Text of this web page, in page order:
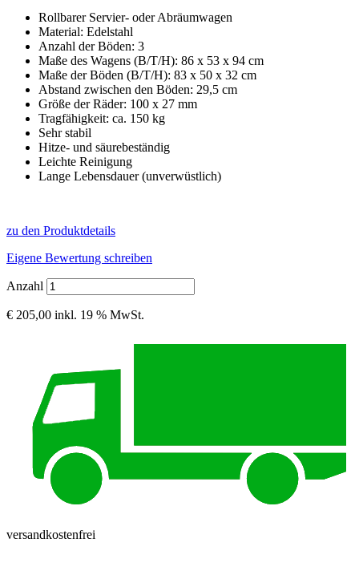
Rollbarer Servier- oder Abräumwagen
Material: Edelstahl
Anzahl der Böden: 3
Maße des Wagens (B/T/H): 86 x 53 x 94 cm
Maße der Böden (B/T/H): 83 x 50 x 32 cm
Abstand zwischen den Böden: 29,5 cm
Größe der Räder: 100 x 27 mm
Tragfähigkeit: ca. 150 kg
Sehr stabil
Hitze- und säurebeständig
Leichte Reinigung
Lange Lebensdauer (unverwüstlich)
zu den Produktdetails
Eigene Bewertung schreiben
Anzahl
€ 205,00 inkl. 19 % MwSt.
versandkostenfrei